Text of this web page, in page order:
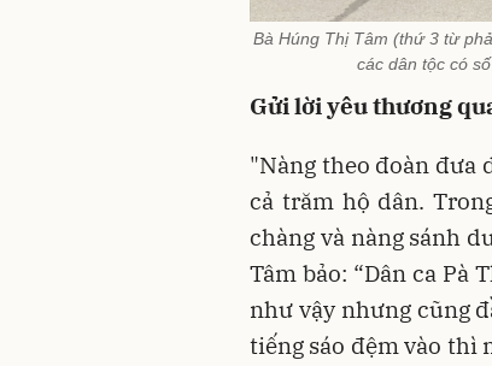
Bà Húng Thị Tâm (thứ 3 từ
các dân tộc có
Gửi lời yêu thương
"Nàng theo đoàn đưa
cả trăm hộ dân.
chàng và nàng sánh
Tâm bảo: “Dân ca
như vậy nhưng cũng
tiếng sáo đệm vào thì